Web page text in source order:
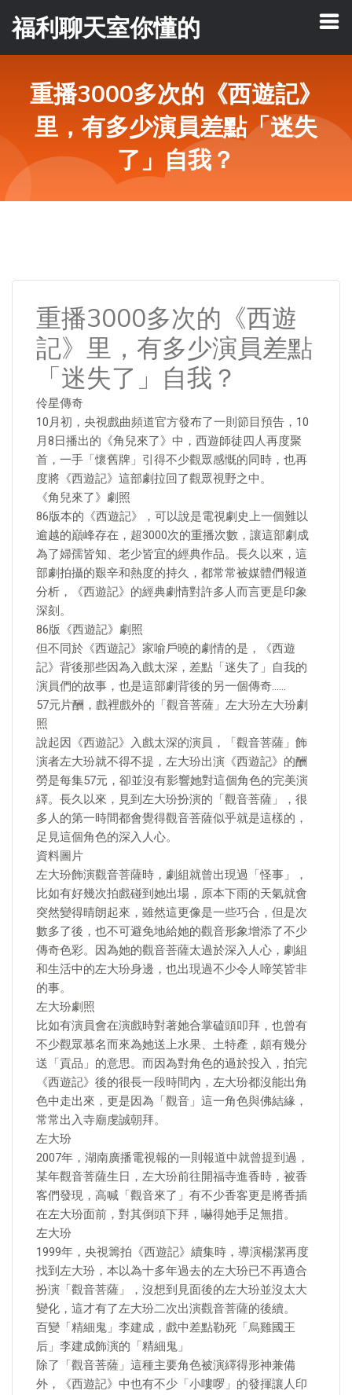
福利聊天室你懂的
重播3000多次的《西遊記》
里，有多少演員差點「迷失
了」自我？
重播3000多次的《西遊
記》里，有多少演員差點
「迷失了」自我？
伶星傳奇
10月初，央視戲曲頻道官方發布了一則節目預告，10
月8日播出的《角兒來了》中，西遊師徒四人再度聚
首，一手「懷舊牌」引得不少觀眾感慨的同時，也再
度將《西遊記》這部劇拉回了觀眾視野之中。
《角兒來了》劇照
86版本的《西遊記》，可以說是電視劇史上一個難以
逾越的巔峰存在，超3000次的重播次數，讓這部劇成
為了婦孺皆知、老少皆宜的經典作品。長久以來，這
部劇拍攝的艱辛和熱度的持久，都常常被媒體們報道
分析，《西遊記》的經典劇情對許多人而言更是印象
深刻。
86版《西遊記》劇照
但不同於《西遊記》家喻戶曉的劇情的是，《西遊
記》背後那些因為入戲太深，差點「迷失了」自我的
演員們的故事，也是這部劇背後的另一個傳奇……
57元片酬，戲裡戲外的「觀音菩薩」左大玢左大玢劇
照
說起因《西遊記》入戲太深的演員，「觀音菩薩」飾
演者左大玢就不得不提，左大玢出演《西遊記》的酬
勞是每集57元，卻並沒有影響她對這個角色的完美演
繹。長久以來，見到左大玢扮演的「觀音菩薩」，很
多人的第一時間都會覺得觀音菩薩似乎就是這樣的，
足見這個角色的深入人心。
資料圖片
左大玢飾演觀音菩薩時，劇組就曾出現過「怪事」，
比如有好幾次拍戲碰到她出場，原本下雨的天氣就會
突然變得晴朗起來，雖然這更像是一些巧合，但是次
數多了後，也不可避免地給她的觀音形象增添了不少
傳奇色彩。因為她的觀音菩薩太過於深入人心，劇組
和生活中的左大玢身邊，也出現過不少令人啼笑皆非
的事。
左大玢劇照
比如有演員會在演戲時對著她合掌磕頭叩拜，也曾有
不少觀眾慕名而來為她送上水果、土特產，頗有幾分
送「貢品」的意思。而因為對角色的過於投入，拍完
《西遊記》後的很長一段時間內，左大玢都沒能出角
色中走出來，更是因為「觀音」這一角色與佛結緣，
常常出入寺廟虔誠朝拜。
左大玢
2007年，湖南廣播電視報的一則報道中就曾提到過，
某年觀音菩薩生日，左大玢前往開福寺進香時，被香
客們發現，高喊「觀音來了」有不少香客更是將香插
在左大玢面前，對其倒頭下拜，嚇得她手足無措。
左大玢
1999年，央視籌拍《西遊記》續集時，導演楊潔再度
找到左大玢，本以為十多年過去的左大玢已不再適合
扮演「觀音菩薩」，沒想到見面後的左大玢並沒太大
變化，這才有了左大玢二次出演觀音菩薩的後續。
百變「精細鬼」李建成，戲中差點勒死「烏雞國王
后」李建成飾演的「精細鬼」
除了「觀音菩薩」這種主要角色被演繹得形神兼備
外，《西遊記》中也有不少「小嘍啰」的發揮讓人印